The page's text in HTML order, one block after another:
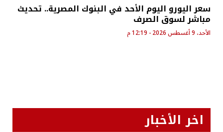
سعر اليورو اليوم الأحد في البنوك المصرية.. تحديث
مباشر لسوق الصرف
الأحد، 9 أغسطس 2026 - 12:19 م
اخر الأخبار